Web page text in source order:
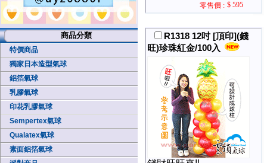
商品分類
特價商品
獨家日本造型氣球
鋁箔氣球
乳膠氣球
印花乳膠氣球
Sempertex氣球
Qualatex氣球
素面鋁箔氣球
零售價 : $ 595
R1318 12吋 [頂印](錢
旺)珍珠紅金/100入